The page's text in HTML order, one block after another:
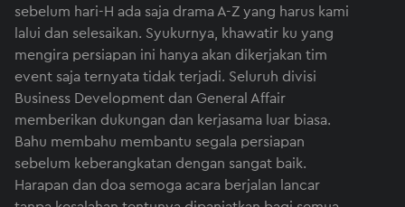
sebelum hari-H ada saja drama A-Z yang harus kami
lalui dan selesaikan. Syukurnya, khawatir ku yang
mengira persiapan ini hanya akan dikerjakan tim
event saja ternyata tidak terjadi. Seluruh divisi
Business Development dan General Affair
memberikan dukungan dan kerjasama luar biasa.
Bahu membahu membantu segala persiapan
sebelum keberangkatan dengan sangat baik.
Harapan dan doa semoga acara berjalan lancar